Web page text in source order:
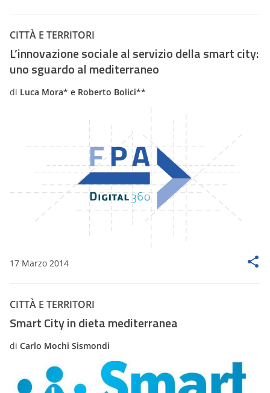
CITTÀ E TERRITORI
L’innovazione sociale al servizio della smart city:
uno sguardo al mediterraneo
di Luca Mora* e Roberto Bolici**
17 Marzo 2014
CITTÀ E TERRITORI
Smart City in dieta mediterranea
di Carlo Mochi Sismondi